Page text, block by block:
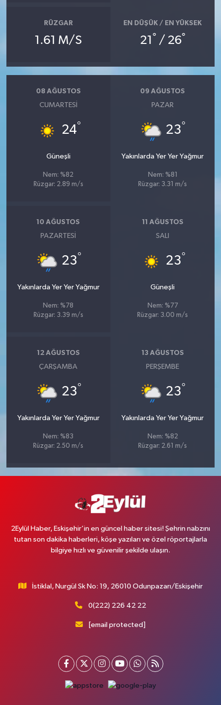
RÜZGAR
1.61 M/S
EN DÜŞÜK / EN YÜKSEK
21 ° / 26°
08 AĞUSTOS
CUMARTESI
24°
Güneşli
Nem: %82
Rüzgar: 2.89 m/s
09 AĞUSTOS
PAZAR
23°
Yakınlarda Yer Yer Yağmur
Nem: %81
Rüzgar: 3.31 m/s
10 AĞUSTOS
PAZARTESI
23°
Yakınlarda Yer Yer Yağmur
Nem: %78
Rüzgar: 3.39 m/s
11 AĞUSTOS
SALI
23°
Güneşli
Nem: %77
Rüzgar: 3.00 m/s
12 AĞUSTOS
ÇARŞAMBA
23°
Yakınlarda Yer Yer Yağmur
Nem: %83
Rüzgar: 2.50 m/s
13 AĞUSTOS
PERŞEMBE
23°
Yakınlarda Yer Yer Yağmur
Nem: %82
Rüzgar: 2.61 m/s
2Eylül Haber, Eskişehir’in en güncel haber sitesi! Şehrin nabzını
tutan son dakika haberleri, köşe yazıları ve özel röportajlarla
bilgiye hızlı ve güvenilir şekilde ulaşın.
İstiklal, Nurgül Sk No: 19, 26010 Odunpazarı/Eskişehir
0(222) 226 42 22
[email protected]